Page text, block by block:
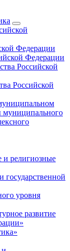
Федерации
Федерации
Российской
Российской
муниципального
и религиозные
государственной
уровня
развитие